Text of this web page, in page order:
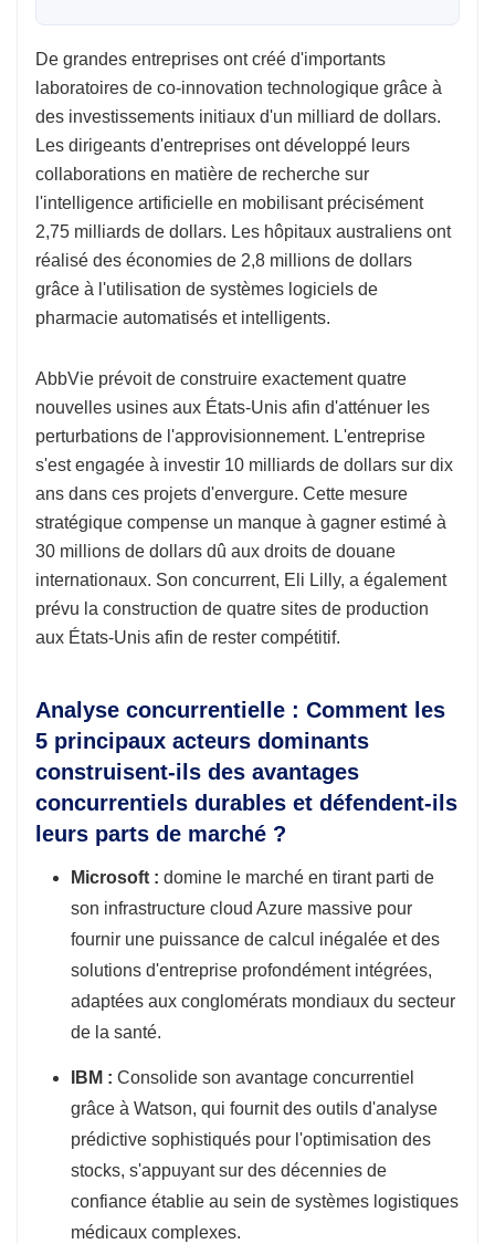
De grandes entreprises ont créé d'importants
laboratoires de co-innovation technologique grâce à
des investissements initiaux d'un milliard de dollars.
Les dirigeants d'entreprises ont développé leurs
collaborations en matière de recherche sur
l'intelligence artificielle en mobilisant précisément
2,75 milliards de dollars. Les hôpitaux australiens ont
réalisé des économies de 2,8 millions de dollars
grâce à l'utilisation de systèmes logiciels de
pharmacie automatisés et intelligents.
AbbVie prévoit de construire exactement quatre
nouvelles usines aux États-Unis afin d'atténuer les
perturbations de l'approvisionnement. L'entreprise
s'est engagée à investir 10 milliards de dollars sur dix
ans dans ces projets d'envergure. Cette mesure
stratégique compense un manque à gagner estimé à
30 millions de dollars dû aux droits de douane
internationaux. Son concurrent, Eli Lilly, a également
prévu la construction de quatre sites de production
aux États-Unis afin de rester compétitif.
Analyse concurrentielle : Comment les
5 principaux acteurs dominants
construisent-ils des avantages
concurrentiels durables et défendent-ils
leurs parts de marché ?
Microsoft : domine le marché en tirant parti de
son infrastructure cloud Azure massive pour
fournir une puissance de calcul inégalée et des
solutions d'entreprise profondément intégrées,
adaptées aux conglomérats mondiaux du secteur
de la santé.
IBM : Consolide son avantage concurrentiel
grâce à Watson, qui fournit des outils d'analyse
prédictive sophistiqués pour l'optimisation des
stocks, s'appuyant sur des décennies de
confiance établie au sein de systèmes logistiques
médicaux complexes.